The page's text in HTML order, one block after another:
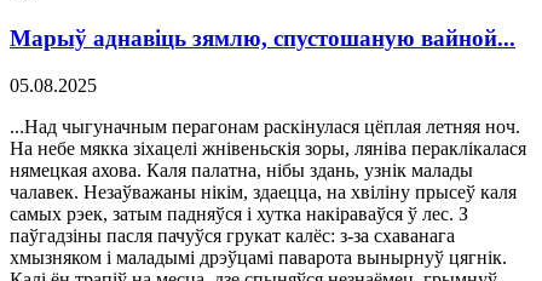
Марыў аднавіць зямлю, спустошаную вайной...
05.08.2025
...Над чыгуначным перагонам раскінулася цёплая летняя ноч.
На небе мякка зіхацелі жнівеньскія зоры, ляніва пераклікалася
нямецкая ахова. Каля палатна, нібы здань, узнік малады
чалавек. Незаўважаны нікім, здаецца, на хвіліну прысеў каля
самых рэек, затым падняўся і хутка накіраваўся ў лес. З
паўгадзіны пасля пачуўся грукат калёс: з-за схаванага
хмызняком і маладымі дрэўцамі паварота вынырнуў цягнік.